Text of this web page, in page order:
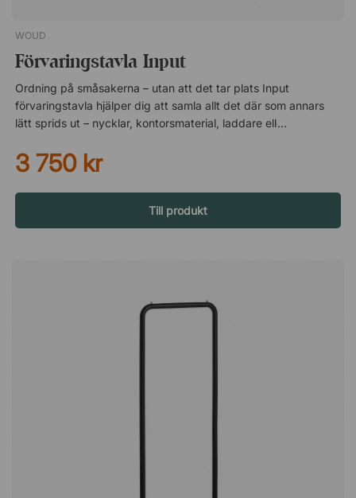
WOUD
Förvaringstavla Input
Ordning på småsakerna – utan att det tar plats Input
förvaringstavla hjälper dig att samla allt det där som annars
lätt sprids ut – nycklar, kontorsmaterial, laddare eller små
hemmakontoret. Anpassa efter dina behov De flyttbara
facken gör det enkelt att förändra tavlan efter behov. Kanske
vill du skapa mer plats för småprylar ena dagen och mer
struktur för papper nästa? Du justerar enkelt layouten utan
verktyg, vilket gör att förvaringen följer din vardag istället för
tidlös design.Input är en praktisk och stilren lösning för att
förvara och organisera småprylar. De olika facken går att
3 750 kr
Till produkt